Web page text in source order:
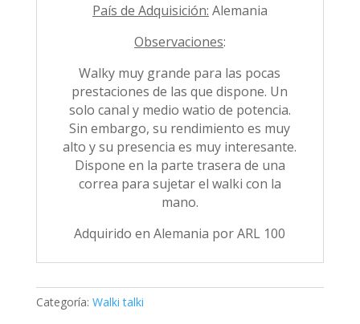
País de Adquisición: Alemania
Observaciones:
Walky muy grande para las pocas
prestaciones de las que dispone. Un
solo canal y medio watio de potencia.
Sin embargo, su rendimiento es muy
alto y su presencia es muy interesante.
Dispone en la parte trasera de una
correa para sujetar el walki con la
mano.
Adquirido en Alemania por ARL 100
Categoría: Walki talki